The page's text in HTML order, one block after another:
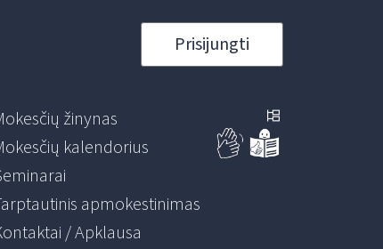
Prisijungti
žinynas
kalendorius
apmokestinimas
/ Apklausa